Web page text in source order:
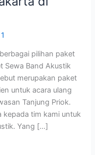
pilihan paket
Sewa Band Akustik
merupakan paket
untuk acara ulang
Tanjung Priok.
kepada tim kami untuk
Yang […]